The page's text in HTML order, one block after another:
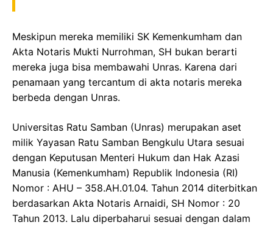
Meskipun mereka memiliki SK Kemenkumham dan
Akta Notaris Mukti Nurrohman, SH bukan berarti
mereka juga bisa membawahi Unras. Karena dari
penamaan yang tercantum di akta notaris mereka
berbeda dengan Unras.
Universitas Ratu Samban (Unras) merupakan aset
milik Yayasan Ratu Samban Bengkulu Utara sesuai
dengan Keputusan Menteri Hukum dan Hak Azasi
Manusia (Kemenkumham) Republik Indonesia (RI)
Nomor : AHU – 358.AH.01.04. Tahun 2014 diterbitkan
berdasarkan Akta Notaris Arnaidi, SH Nomor : 20
Tahun 2013. Lalu diperbaharui sesuai dengan dalam